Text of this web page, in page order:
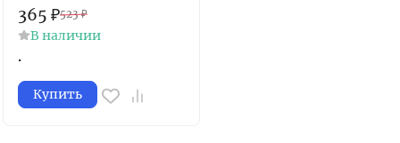
365 ₽523 ₽
В наличии
.
Купить